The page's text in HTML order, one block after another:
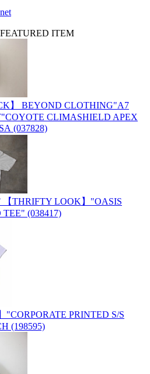
FEATURED ITEM
】 BEYOND CLOTHING"A7
CLIMASHIELD APEX
(037828)
【THRIFTY LOOK】"OASIS
(038417)
】"CORPORATE PRINTED S/S
(198595)